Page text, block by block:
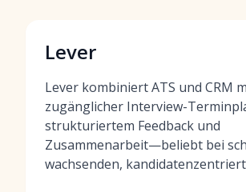
Lever
Lever kombiniert ATS und CRM
zugänglicher Interview-
strukturiertem Feedback und
Zusammenarbeit—beliebt bei
wachsenden,